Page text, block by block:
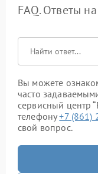
FAQ. Ответы
Вы можете
часто
сервисный центр
телефону+7 (861)
свой вопрос.